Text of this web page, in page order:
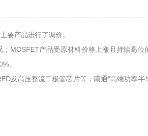
要产品进行了调价。
MOSFET产品受原材料价格上涨且持续高位
。
及高压整流二极管芯片等；南通“高端功率半